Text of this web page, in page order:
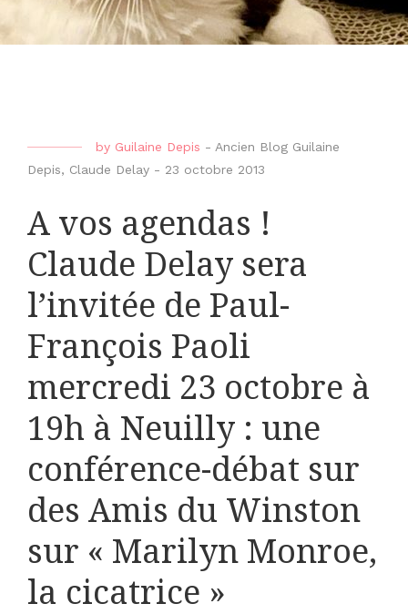
by Guilaine Depis - Ancien Blog Guilaine
Depis, Claude Delay - 23 octobre 2013
A vos agendas !
Claude Delay sera
l’invitée de Paul-
François Paoli
mercredi 23 octobre à
19h à Neuilly : une
conférence-débat sur
des Amis du Winston
sur « Marilyn Monroe,
la cicatrice »